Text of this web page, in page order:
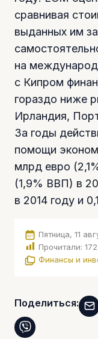
сравнивая
выданных им
на
с Кипром
гораздо ниже
Ирландия,
За годы
помощи
млрд евро
(1,9% ВВП) в
в 2014 году и
Пятница, 11
Прочитали:
Финансы и
Поделиться: